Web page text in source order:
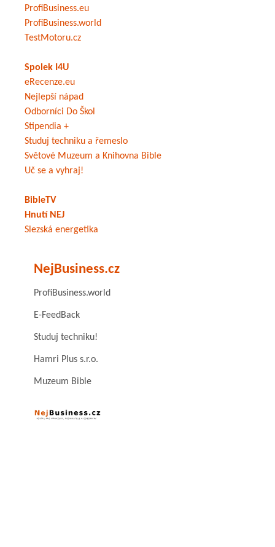
ProfiBusiness.eu
ProfiBusiness.world
TestMotoru.cz
Spolek I4U
eRecenze.eu
Nejlepší nápad
Odborníci Do Škol
Stipendia +
Studuj techniku a řemeslo
Světové Muzeum a Knihovna Bible
Uč se a vyhraj!
BibleTV
Hnutí NEJ
Slezská energetika
NejBusiness.cz
ProfiBusiness.world
E-FeedBack
Studuj techniku!
Hamri Plus s.r.o.
Muzeum Bible